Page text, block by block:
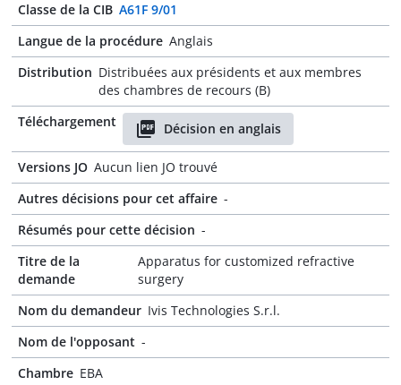
Classe de la CIB A61F 9/01
Langue de la procédure Anglais
Distribution Distribuées aux présidents et aux membres
des chambres de recours (B)
Téléchargement
Décision en anglais
Versions JO Aucun lien JO trouvé
Autres décisions pour cet affaire -
Résumés pour cette décision -
Titre de la
demande
Apparatus for customized refractive
surgery
Nom du demandeur Ivis Technologies S.r.l.
Nom de l'opposant -
Chambre EBA